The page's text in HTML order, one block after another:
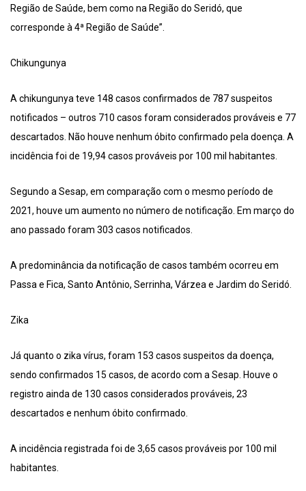
Região de Saúde, bem como na Região do Seridó, que
corresponde à 4ª Região de Saúde”.
Chikungunya
A chikungunya teve 148 casos confirmados de 787 suspeitos
notificados – outros 710 casos foram considerados prováveis e 77
descartados. Não houve nenhum óbito confirmado pela doença. A
incidência foi de 19,94 casos prováveis por 100 mil habitantes.
Segundo a Sesap, em comparação com o mesmo período de
2021, houve um aumento no número de notificação. Em março do
ano passado foram 303 casos notificados.
A predominância da notificação de casos também ocorreu em
Passa e Fica, Santo Antônio, Serrinha, Várzea e Jardim do Seridó.
Zika
Já quanto o zika vírus, foram 153 casos suspeitos da doença,
sendo confirmados 15 casos, de acordo com a Sesap. Houve o
registro ainda de 130 casos considerados prováveis, 23
descartados e nenhum óbito confirmado.
A incidência registrada foi de 3,65 casos prováveis por 100 mil
habitantes.